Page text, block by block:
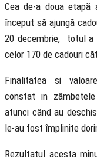
Cea de-a doua
început să ajungă
20 decembrie, totul a
celor 170 de cadouri
Finalitatea si
constat in
atunci când au
le-au fost împlinite
Rezultatul acesta